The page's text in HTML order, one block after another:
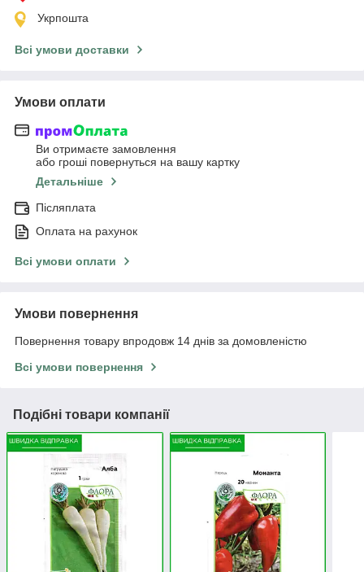
Укрпошта
Всі умови доставки
Умови оплати
Ви отримаєте замовлення
або гроші повернуться на вашу картку
Детальніше
Післяплата
Оплата на рахунок
Всі умови оплати
Умови повернення
Повернення товару впродовж 14 днів за домовленістю
Всі умови повернення
Подібні товари компанії